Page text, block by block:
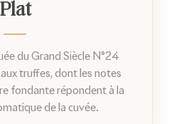
Plat
du Grand Siècle N°24
truffes, dont les notes
fondante répondent à la
de la cuvée.